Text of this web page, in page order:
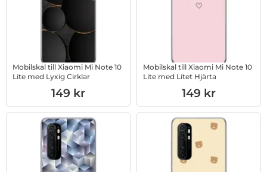
Mobilskal till Xiaomi Mi Note 10
Lite med Lyxig Cirklar
Art. nr 1003016575
149 kr
Mobilskal till Xiaomi Mi Note 10
Lite med Litet Hjärta
Art. nr 1003234046
149 kr